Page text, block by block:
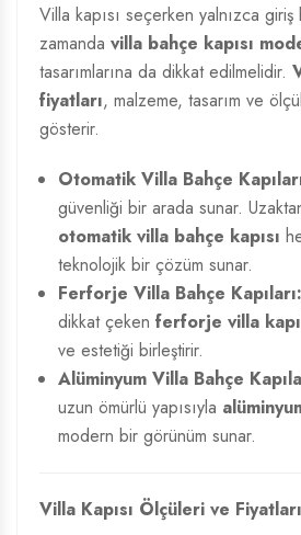
Villa kapısı seçerken yalnızca giriş
zamanda villa bahçe kapısı
tasarımlarına da dikkat edilmelidir.
fiyatları, malzeme, tasarım ve
gösterir.
Otomatik Villa Bahçe
güvenliği bir arada sunar.
otomatik villa bahçe kapısı
teknolojik bir çözüm sunar.
Ferforje Villa Bahçe Kapıları:
dikkat çeken ferforje villa
ve estetiği birleştirir.
Alüminyum Villa Bahçe
uzun ömürlü yapısıyla
modern bir görünüm sunar.
Villa Kapısı Ölçüleri ve Fiyatları